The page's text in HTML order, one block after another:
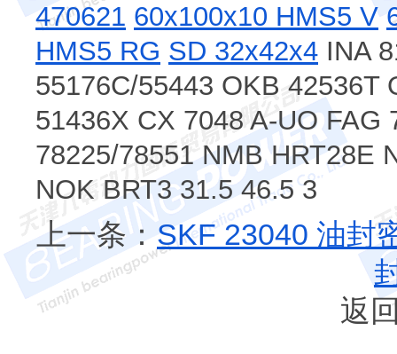
470621 60x100x10 HMS5 V
HMS5 RG SD 32x42x4 INA
55176C/55443 OKB 42536T
51436X CX 7048 A-UO
78225/78551 NMB HRT28E
NOK BRT3 31.5 46.5 3
上一条： SKF 23040 油封
返